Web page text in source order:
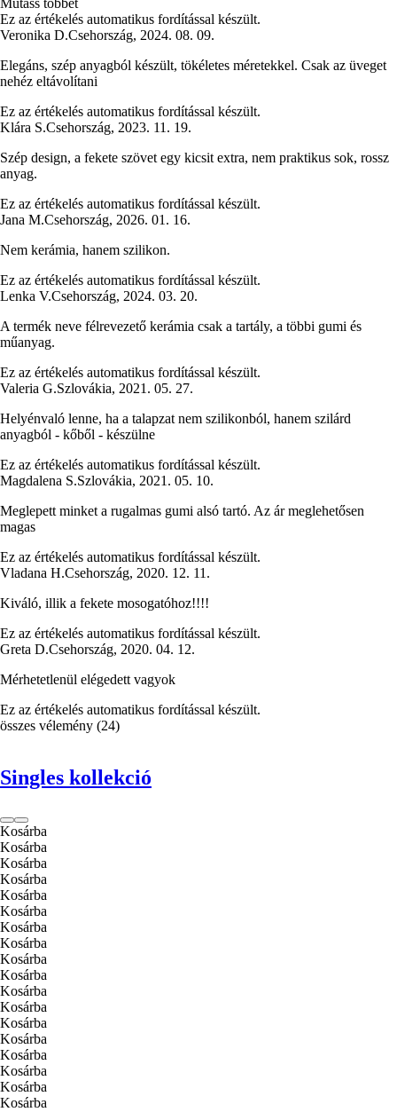
Mutass többet
Ez az értékelés automatikus fordítással készült.
Veronika D.Csehország, 2024. 08. 09.
Elegáns, szép anyagból készült, tökéletes méretekkel. Csak az üveget
nehéz eltávolítani
Ez az értékelés automatikus fordítással készült.
Klára S.Csehország, 2023. 11. 19.
Szép design, a fekete szövet egy kicsit extra, nem praktikus sok, rossz
anyag.
Ez az értékelés automatikus fordítással készült.
Jana M.Csehország, 2026. 01. 16.
Nem kerámia, hanem szilikon.
Ez az értékelés automatikus fordítással készült.
Lenka V.Csehország, 2024. 03. 20.
A termék neve félrevezető kerámia csak a tartály, a többi gumi és
műanyag.
Ez az értékelés automatikus fordítással készült.
Valeria G.Szlovákia, 2021. 05. 27.
Helyénvaló lenne, ha a talapzat nem szilikonból, hanem szilárd
anyagból - kőből - készülne
Ez az értékelés automatikus fordítással készült.
Magdalena S.Szlovákia, 2021. 05. 10.
Meglepett minket a rugalmas gumi alsó tartó. Az ár meglehetősen
magas
Ez az értékelés automatikus fordítással készült.
Vladana H.Csehország, 2020. 12. 11.
Kiváló, illik a fekete mosogatóhoz!!!!
Ez az értékelés automatikus fordítással készült.
Greta D.Csehország, 2020. 04. 12.
Mérhetetlenül elégedett vagyok
Ez az értékelés automatikus fordítással készült.
összes vélemény (24)
Singles kollekció
Kosárba
Kosárba
Kosárba
Kosárba
Kosárba
Kosárba
Kosárba
Kosárba
Kosárba
Kosárba
Kosárba
Kosárba
Kosárba
Kosárba
Kosárba
Kosárba
Kosárba
Kosárba